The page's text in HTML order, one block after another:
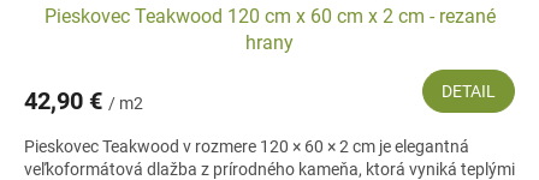
Pieskovec Teakwood 120 cm x 60 cm x 2 cm - rezané
hrany
42,90 € / m2
DETAIL
Pieskovec Teakwood v rozmere 120 × 60 × 2 cm je elegantná
veľkoformátová dlažba z prírodného kameňa, ktorá vyniká teplými